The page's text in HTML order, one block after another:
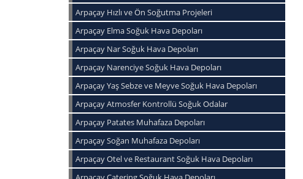
Arpaçay Hızlı ve Ön Soğutma Projeleri
Arpaçay Elma Soğuk Hava Depoları
Arpaçay Nar Soğuk Hava Depoları
Arpaçay Narenciye Soğuk Hava Depoları
Arpaçay Yaş Sebze ve Meyve Soğuk Hava Depoları
Arpaçay Atmosfer Kontrollü Soğuk Odalar
Arpaçay Patates Muhafaza Depoları
Arpaçay Soğan Muhafaza Depoları
Arpaçay Otel ve Restaurant Soğuk Hava Depoları